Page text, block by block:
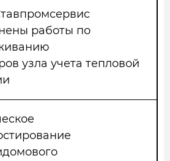
работы по
узла учета тепловой